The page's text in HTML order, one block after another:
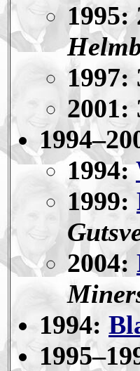
1997:
2001:
1994:
1999:
2004:
1994: